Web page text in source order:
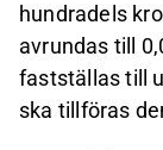
hundradels
avrundas till
fastställas till
ska tillföras